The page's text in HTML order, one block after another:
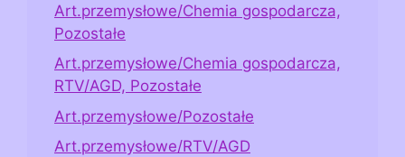
Art.przemysłowe/Chemia gospodarcza,
Pozostałe
Art.przemysłowe/Chemia gospodarcza,
RTV/AGD, Pozostałe
Art.przemysłowe/Pozostałe
Art.przemysłowe/RTV/AGD